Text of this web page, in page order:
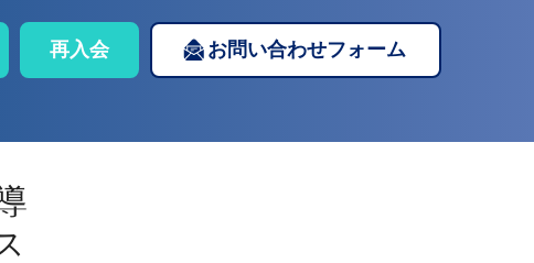
再入会 お問い合わせフォーム